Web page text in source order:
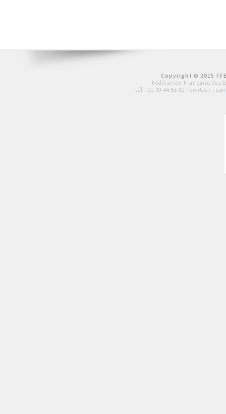
Copyright © 2015
Fédération Française des
tél : 01 39 44 65 80 | contact :